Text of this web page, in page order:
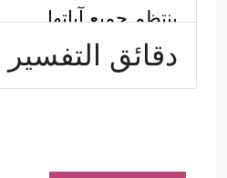
ينتظم جميع آياتها.
إنَّها سورة البيان
للغبش والالتواء،
دقائق التفسير